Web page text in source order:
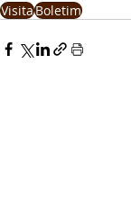
VisitaBoletim